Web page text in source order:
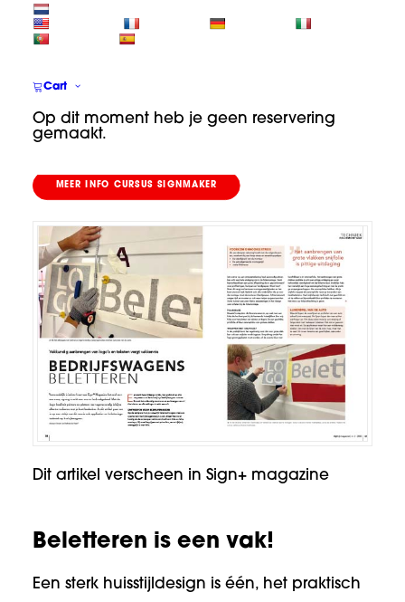
Cart
Op dit moment heb je geen reservering
gemaakt.
wat je kunt bedenken. In dit artikel gaan we
in op een stukje van dit mooie vak:
bedrijfswagens.
(tekst gaat verder onder de foto)
MEER INFO CURSUS SIGNMAKER
Dit artikel verscheen in Sign+ magazine
Beletteren is een vak!
Een sterk huisstijldesign is één, het praktisch